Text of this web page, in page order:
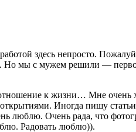
здесь непросто.
Но мы с мужем решили —
к жизни… Мне очень
Иногда пишу статьи
люблю. Очень рада, что
Радовать люблю)).